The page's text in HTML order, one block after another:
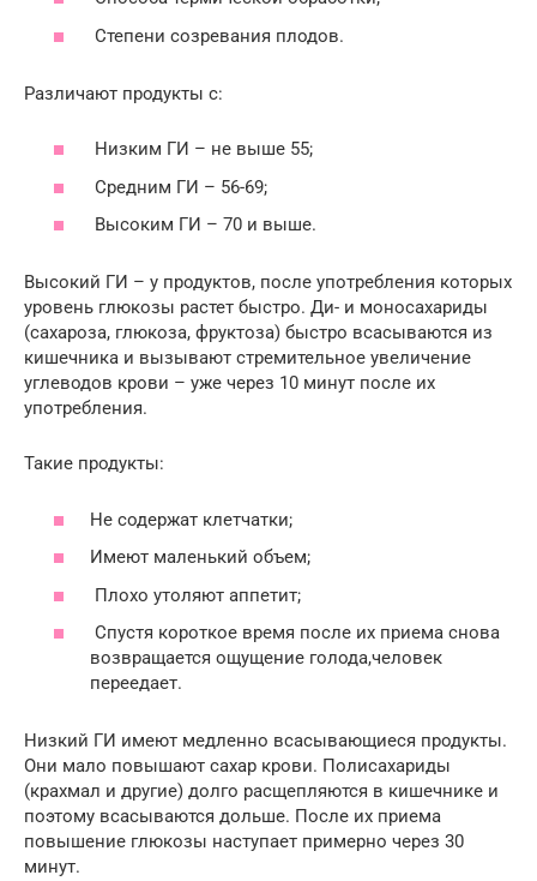
Степени созревания плодов.
Различают продукты с:
Низким ГИ – не выше 55;
Средним ГИ – 56-69;
Высоким ГИ – 70 и выше.
Высокий ГИ – у продуктов, после употребления которых
уровень глюкозы растет быстро. Ди- и моносахариды
(сахароза, глюкоза, фруктоза) быстро всасываются из
кишечника и вызывают стремительное увеличение
углеводов крови – уже через 10 минут после их
употребления.
Такие продукты:
Не содержат клетчатки;
Имеют маленький объем;
Плохо утоляют аппетит;
Спустя короткое время после их приема снова
возвращается ощущение голода,человек
переедает.
Низкий ГИ имеют медленно всасывающиеся продукты.
Они мало повышают сахар крови. Полисахариды
(крахмал и другие) долго расщепляются в кишечнике и
поэтому всасываются дольше. После их приема
повышение глюкозы наступает примерно через 30
минут.